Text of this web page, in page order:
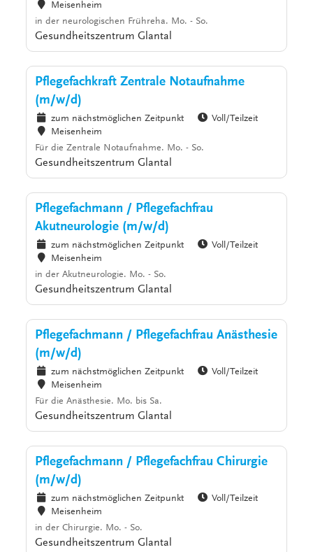
Meisenheim
in der neurologischen Frühreha. Mo. - So.
Gesundheitszentrum Glantal
Pflegefachkraft Zentrale Notaufnahme
(m/w/d)
zum nächstmöglichen Zeitpunkt
Voll/Teilzeit
Meisenheim
Für die Zentrale Notaufnahme. Mo. - So.
Gesundheitszentrum Glantal
Pflegefachmann / Pflegefachfrau
Akutneurologie (m/w/d)
zum nächstmöglichen Zeitpunkt
Voll/Teilzeit
Meisenheim
in der Akutneurologie. Mo. - So.
Gesundheitszentrum Glantal
Pflegefachmann / Pflegefachfrau Anästhesie
(m/w/d)
zum nächstmöglichen Zeitpunkt
Voll/Teilzeit
Meisenheim
Für die Anästhesie. Mo. bis Sa.
Gesundheitszentrum Glantal
Pflegefachmann / Pflegefachfrau Chirurgie
(m/w/d)
zum nächstmöglichen Zeitpunkt
Voll/Teilzeit
Meisenheim
in der Chirurgie. Mo. - So.
Gesundheitszentrum Glantal